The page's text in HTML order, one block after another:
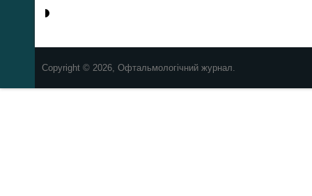
Copyright © 2026, Офтальмологічний журнал.